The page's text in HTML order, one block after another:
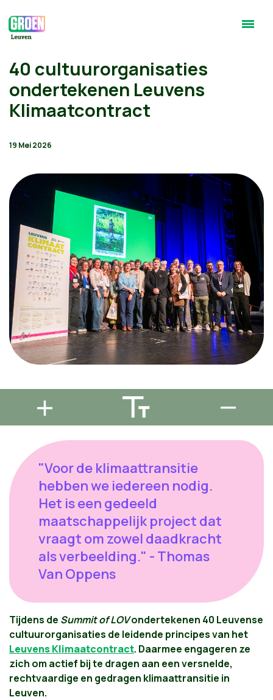
40 cultuurorganisaties
ondertekenen Leuvens
Klimaatcontract
19 Mei 2026
"Voor de klimaattransitie
hebben we iedereen nodig.
Het is een gedeeld
maatschappelijk project dat
vraagt om zowel daadkracht
als verbeelding." - Thomas
Van Oppens
Tijdens de Summit of LOVondertekenen 40 Leuvense
cultuurorganisaties de leidende principes van het
Leuvens Klimaatcontract. Daarmee engageren ze
zich om actief bij te dragen aan een versnelde,
rechtvaardige en gedragen klimaattransitie in
Leuven.